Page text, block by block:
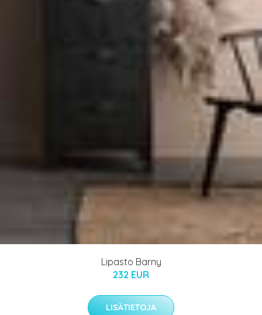
Lipasto Barny
232 EUR
LISÄTIETOJA